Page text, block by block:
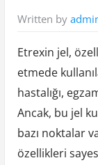
Written by
Etrexin jel,
etmede
hastalığı,
Ancak, bu jel
bazı noktalar
özellikleri